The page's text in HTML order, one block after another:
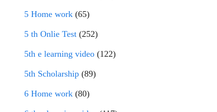
5 Home work (65)
5 th Onlie Test (252)
5th e learning video (122)
5th Scholarship (89)
6 Home work (80)